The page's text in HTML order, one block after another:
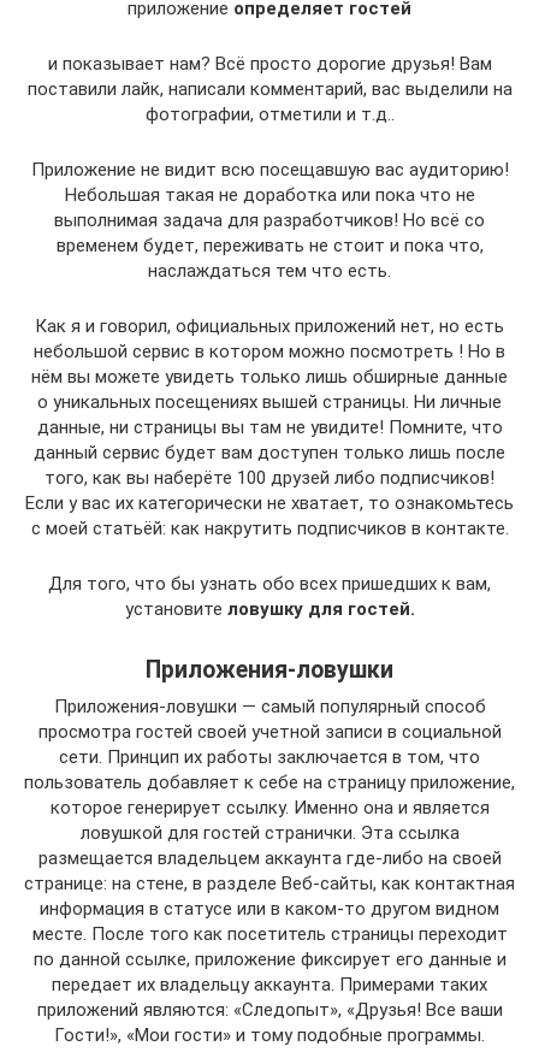
приложение определяет гостей
и показывает нам? Всё просто дорогие друзья! Вам
поставили лайк, написали комментарий, вас выделили на
фотографии, отметили и т.д..
Приложение не видит всю посещавшую вас аудиторию!
Небольшая такая не доработка или пока что не
выполнимая задача для разработчиков! Но всё со
временем будет, переживать не стоит и пока что,
наслаждаться тем что есть.
Как я и говорил, официальных приложений нет, но есть
небольшой сервис в котором можно посмотреть ! Но в
нём вы можете увидеть только лишь обширные данные
о уникальных посещениях вышей страницы. Ни личные
данные, ни страницы вы там не увидите! Помните, что
данный сервис будет вам доступен только лишь после
того, как вы наберёте 100 друзей либо подписчиков!
Если у вас их категорически не хватает, то ознакомьтесь
с моей статьёй: как накрутить подписчиков в контакте.
Для того, что бы узнать обо всех пришедших к вам,
установите ловушку для гостей.
Приложения-ловушки
Приложения-ловушки — самый популярный способ
просмотра гостей своей учетной записи в социальной
сети. Принцип их работы заключается в том, что
пользователь добавляет к себе на страницу приложение,
которое генерирует ссылку. Именно она и является
ловушкой для гостей странички. Эта ссылка
размещается владельцем аккаунта где-либо на своей
странице: на стене, в разделе Веб-сайты, как контактная
информация в статусе или в каком-то другом видном
месте. После того как посетитель страницы переходит
по данной ссылке, приложение фиксирует его данные и
передает их владельцу аккаунта. Примерами таких
приложений являются: «Следопыт», «Друзья! Все ваши
Гости!», «Мои гости» и тому подобные программы.